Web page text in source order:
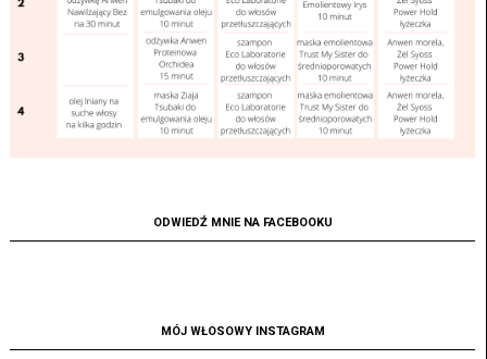
ODWIEDŹ MNIE NA FACEBOOKU
MÓJ WŁOSOWY INSTAGRAM